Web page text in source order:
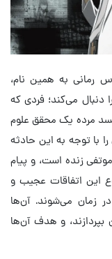
رمانی به همین نام،
دنبال می‌کند؛ فردی که
مرده یک محقق علوم
با توجه به این حادثه
زنده است، و پیام
این اتفاقات عجیب و
زمان می‌شوند. آن‌ها
و هدف آن‌ها